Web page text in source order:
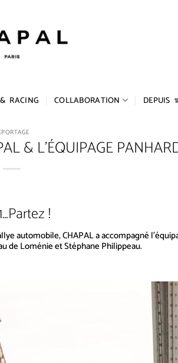
RACING COLLABORATION DEPUIS
& L’ÉQUIPAGE
!
automobile, CHAPAL a accompagné
de Loménie et Stéphane Philippeau.